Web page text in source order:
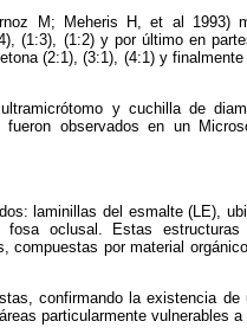
M; Meheris H, et al 1993)
(1:3), (1:2) y por último en
(2:1), (3:1), (4:1) y
y cuchilla de
observados en un
laminillas del esmalte (LE),
oclusal. Estas estructuras
compuestas por material
confirmando la existencia de
particularmente vulnerables